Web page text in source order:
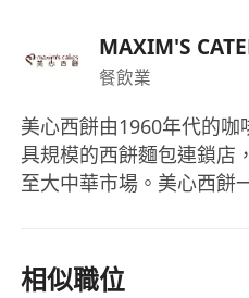
MAXIM'S
餐飲業
美心西餅由1960年代的
具規模的西餅麵包連鎖店
至大中華市場。美心西餅
相似職位